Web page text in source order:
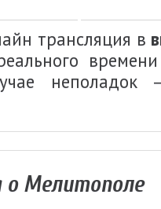
трансляция в
о Мелитополе